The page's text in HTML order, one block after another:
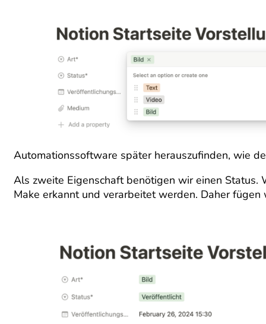
Automationssoftware später herauszufinden, wie
Als zweite Eigenschaft benötigen wir einen Status.
Make erkannt und verarbeitet werden. Daher